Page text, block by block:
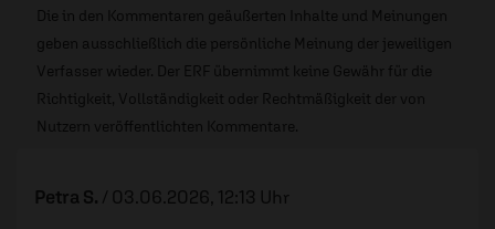
Die in den Kommentaren geäußerten Inhalte und Meinungen
geben ausschließlich die persönliche Meinung der jeweiligen
Verfasser wieder. Der ERF übernimmt keine Gewähr für die
Richtigkeit, Vollständigkeit oder Rechtmäßigkeit der von
Nutzern veröffentlichten Kommentare.
Petra S. / 03.06.2026, 12:13 Uhr